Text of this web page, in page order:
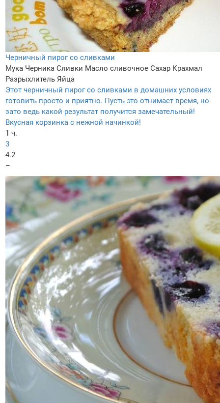
Черничный пирог со сливками
Мука Черника Сливки Масло сливочное Сахар Крахмал
Разрыхлитель Яйца
Этот черничный пирог со сливками в домашних условиях
готовить просто и приятно. Пусть это отнимает время, но
зато ведь какой результат получится замечательный!
Вкусная корзинка с нежной начинкой!
1 ч.
3
4.2
–